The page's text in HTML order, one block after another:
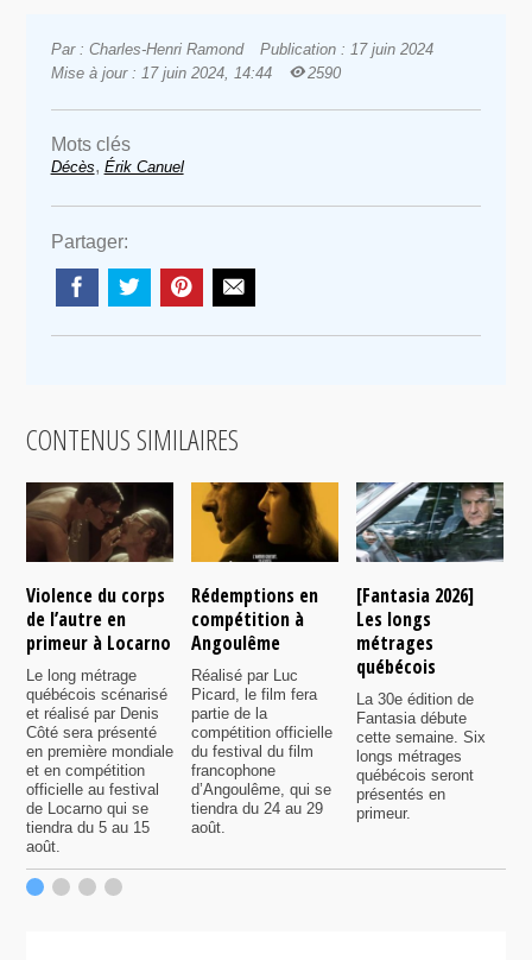
Par : Charles-Henri Ramond
Publication : 17 juin 2024
Mise à jour : 17 juin 2024, 14:44
2590
Mots clés
Décès, Érik Canuel
Partager:
CONTENUS SIMILAIRES
Violence du corps
de l’autre en
primeur à Locarno
Le long métrage
québécois scénarisé
et réalisé par Denis
Côté sera présenté
en première mondiale
et en compétition
officielle au festival
de Locarno qui se
tiendra du 5 au 15
août.
Rédemptions en
compétition à
Angoulême
Réalisé par Luc
Picard, le film fera
partie de la
compétition officielle
du festival du film
francophone
d’Angoulême, qui se
tiendra du 24 au 29
août.
[Fantasia 2026]
Les longs
métrages
québécois
La 30e édition de
Fantasia débute
cette semaine. Six
longs métrages
québécois seront
présentés en
primeur.